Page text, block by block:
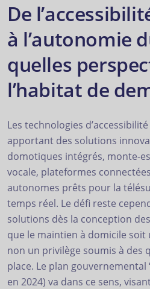
De
à l’autonomie
quelles
l’habitat de
Les technologies
apportant des solutions
domotiques intégrés, monte-
vocale, plateformes
autonomes prêts pour la
temps réel. Le défi reste
solutions dès la conception
que le maintien à domicile
non un privilège soumis à des
place. Le plan gouvernemental
en 2024) va dans ce sens,